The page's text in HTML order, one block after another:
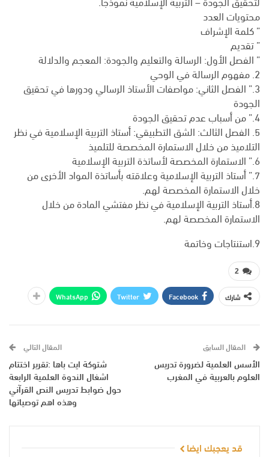
محتويات العدد
” كلمة الإشراف
” تقديم
” الفصل الأول: الرسالة والتعليم والجودة: المعجم والدلالة
2. مفهوم الرسالة في الوحي
3.” الفصل الثاني: مواصفات الأستاذ الرسالي ودورها في تحقيق
الجودة
4.” من أسباب عدم تحقيق الجودة
5. الفصل الثالث: الشق التطبيقي: أستاذ التربية الإسلامية في نظر
التلاميذ من خلال الاستمارة المخصصة للتلميذ
6.” الاستمارة المخصصة لأساتذة التربية الإسلامية
7.” أستاذ التربية الإسلامية وعلاقته بأساتذة المواد الأخرى من
خلال الاستمارة المخصصة لهم.
8.أستاذ التربية الإسلامية في نظر مفتشي المادة من خلال
الاستمارة المخصصة لهم.
9.استنتاجات وخاتمة
2
شارك Facebook
Twitter
WhatsApp
المقال السابق
الأسس العلمية لضرورة تدريس
العلوم بالعربية في المغرب
المقال التالي
شتوكة ايت باها :تقرير اختتام
اشغال الندوة العلمية الرابعة
حول ضوابط تدريس النص القرآني
وهذه اهم توصياتها
قد يعجبك ايضا